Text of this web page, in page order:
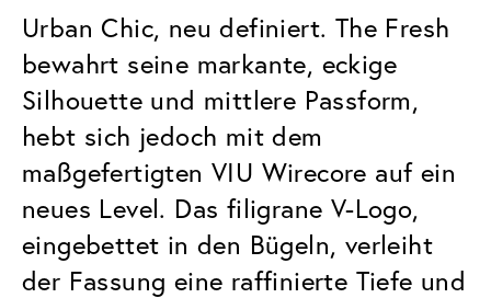
Urban Chic, neu definiert. The Fresh
bewahrt seine markante, eckige
Silhouette und mittlere Passform,
hebt sich jedoch mit dem
maßgefertigten VIU Wirecore auf ein
neues Level. Das filigrane V-Logo,
eingebettet in den Bügeln, verleiht
der Fassung eine raffinierte Tiefe und